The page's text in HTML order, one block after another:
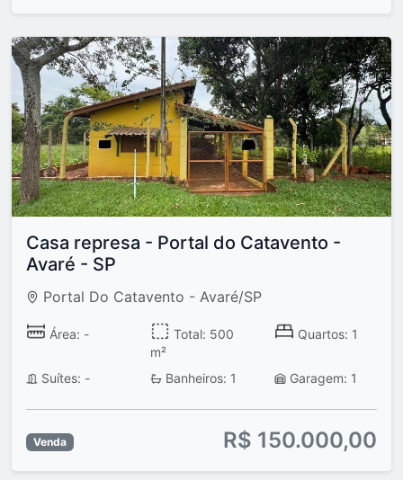
Casa represa - Portal do Catavento -
Avaré - SP
Portal Do Catavento - Avaré/SP
Área: -
Total: 500
m²
Quartos: 1
Suítes: - Banheiros: 1 Garagem: 1
Venda R$ 150.000,00